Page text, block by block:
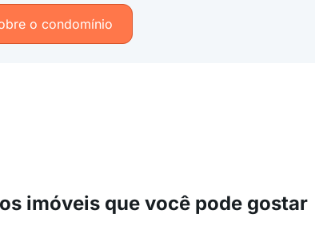
o condomínio
imóveis que você pode gostar